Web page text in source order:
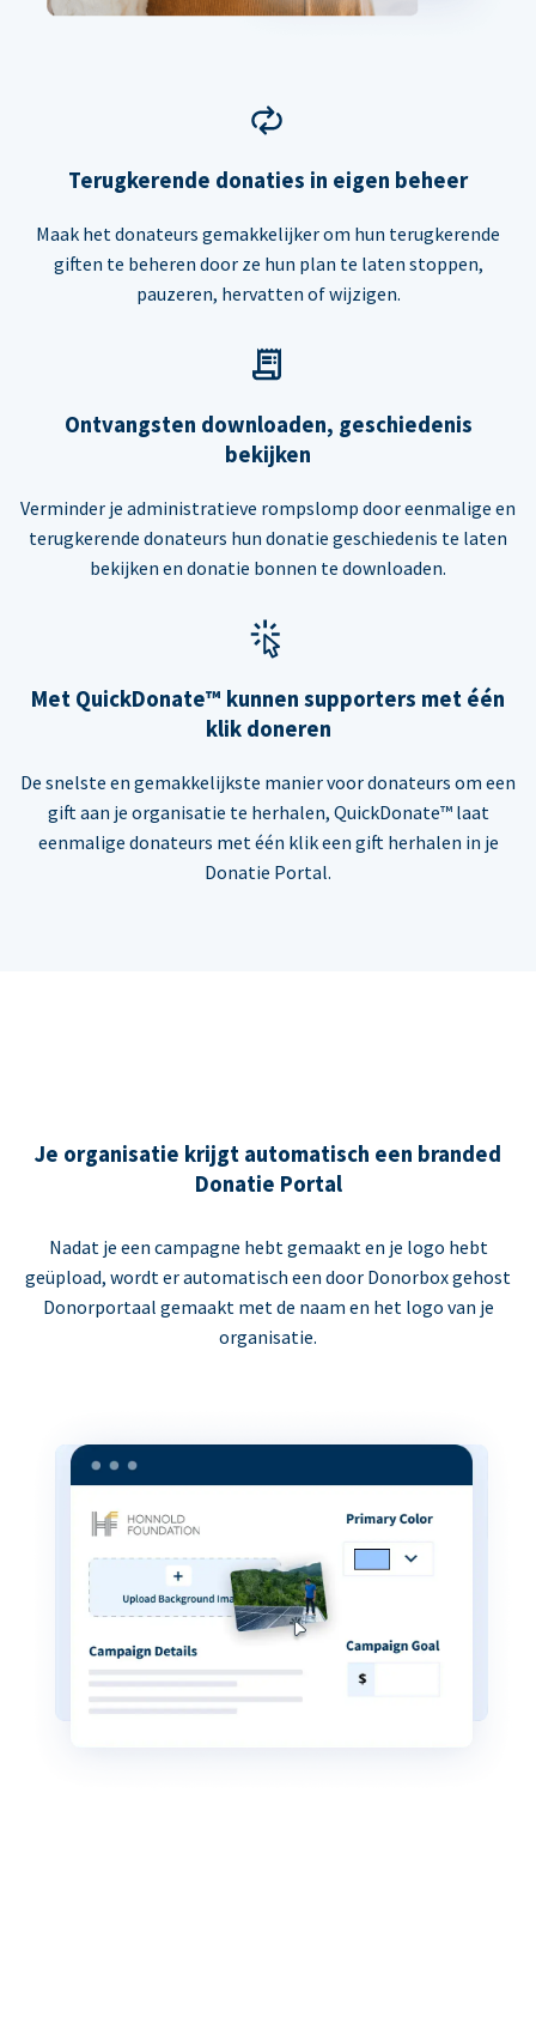
Terugkerende donaties in eigen beheer
Maak het donateurs gemakkelijker om hun terugkerende
giften te beheren door ze hun plan te laten stoppen,
pauzeren, hervatten of wijzigen.
Ontvangsten downloaden, geschiedenis
bekijken
Verminder je administratieve rompslomp door eenmalige en
terugkerende donateurs hun donatie geschiedenis te laten
bekijken en donatie bonnen te downloaden.
Met QuickDonate™ kunnen supporters met één
klik doneren
De snelste en gemakkelijkste manier voor donateurs om een
gift aan je organisatie te herhalen, QuickDonate™ laat
eenmalige donateurs met één klik een gift herhalen in je
Donatie Portal.
Je organisatie krijgt automatisch een branded
Donatie Portal
Nadat je een campagne hebt gemaakt en je logo hebt
geüpload, wordt er automatisch een door Donorbox gehost
Donorportaal gemaakt met de naam en het logo van je
organisatie.